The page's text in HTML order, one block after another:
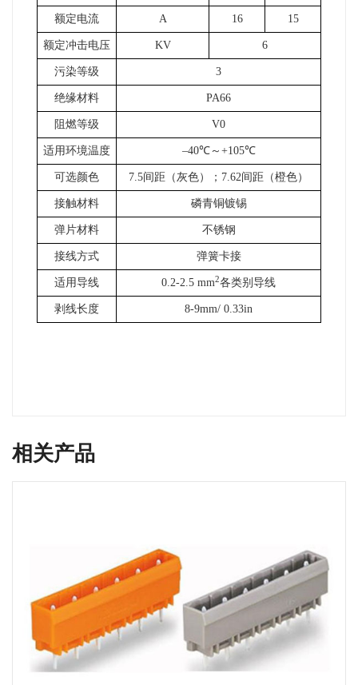
额定电流 A 16 15
额定冲击电压 KV 6
污染等级 3
绝缘材料 PA66
阻燃等级 V0
适用环境温度 –40℃～+105℃
可选颜色 7.5间距（灰色）；7.62间距（橙色）
接触材料 磷青铜镀锡
弹片材料 不锈钢
接线方式 弹簧卡接
适用导线 0.2-2.5 mm2各类别导线
剥线长度 8-9mm/ 0.33in
相关产品